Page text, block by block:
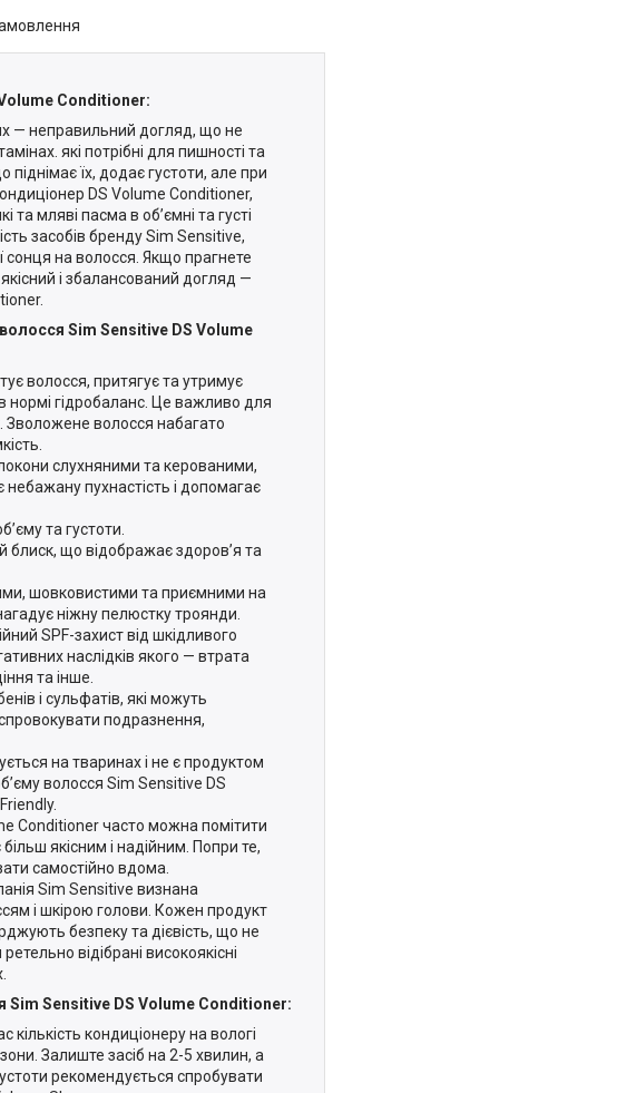
Conditioner:
— неправильний догляд, що не
які потрібні для пишності та
їх, додає густоти, але при
DS Volume Conditioner,
мляві пасма в об’ємні та густі
засобів бренду Sim Sensitive,
сонця на волосся. Якщо прагнете
і збалансований догляд —
Sim Sensitive DS Volume
волосся, притягує та утримує
гідробаланс. Це важливо для
Зволожене волосся набагато
слухняними та керованими,
пухнастість і допомагає
та густоти.
блиск, що відображає здоров’я та
шовковистими та приємними на
ніжну пелюстку троянди.
SPF-захист від шкідливого
наслідків якого — втрата
та інше.
і сульфатів, які можуть
подразнення,
на тваринах і не є продуктом
волосся Sim Sensitive DS
Conditioner часто можна помітити
якісним і надійним. Попри те,
самостійно вдома.
Sim Sensitive визнана
і шкірою голови. Кожен продукт
безпеку та дієвість, що не
відібрані високоякісні
Sim Sensitive DS Volume Conditioner:
кондиціонеру на вологі
Залиште засіб на 2-5 хвилин, а
рекомендується спробувати